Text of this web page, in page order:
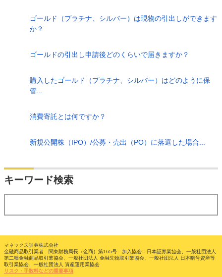
ゴールド（プラチナ、シルバー）は現物の引出しができます
か？
ゴールドの引出し申請後どのくらいで届きますか？
購入したゴールド（プラチナ、シルバー）はどのように保
管...
消費寄託とは何ですか？
新規公開株（IPO）/公募・売出（PO）に落選した場合...
キーワード検索
マネックス証券株式会社
金融商品取引業者 関東財務局長（金商）第165号 加入協会：日本証券業協会、一般社団法人
第二種金融商品取引業協会、一般社団法人 金融先物取引業協会、一般社団法人 日本暗号資産等
取引業協会、一般社団法人 資産運用業協会
リスク・手数料などの重要事項